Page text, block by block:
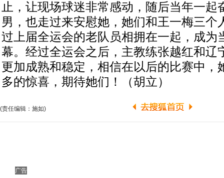
止，让现场球迷非常感动，随后当年一起
男，也走过来安慰她，她们和王一梅三个
过上届全运会的老队员相拥在一起，成为
幕。经过全运会之后，主教练张越红和辽
更加成熟和稳定，相信在以后的比赛中，
多的惊喜，期待她们！（胡立）
(责任编辑：施如)
广告